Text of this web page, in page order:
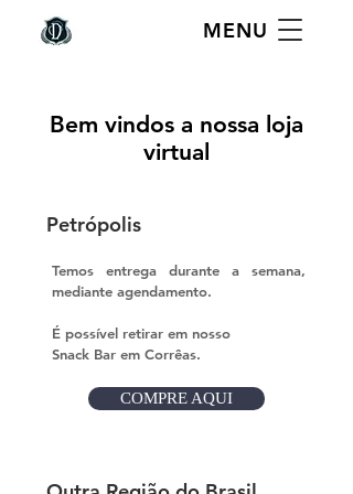
MENU
Bem vindos a nossa loja
virtual
Petrópolis
Temos entrega durante a semana,
mediante agendamento.
É possível retirar em nosso
Snack Bar em Corrêas.
COMPRE AQUI